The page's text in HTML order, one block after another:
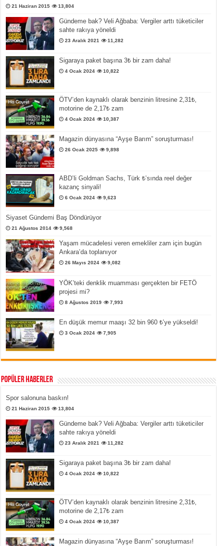
21 Haziran 2015 13,804
Gündeme bak? Veli Ağbaba: Vergiler arttı tüketiciler
sahte rakıya yöneldi
23 Aralık 2021 11,282
Sigaraya paket başına 3₺ bir zam daha!
4 Ocak 2024 10,822
ÖTV’den kaynaklı olarak benzinin litresine 2,31₺,
motorine de 2,17₺ zam
4 Ocak 2024 10,387
Magazin dünyasına “Ayşe Barım” soruşturması!
26 Ocak 2025 9,898
ABD’li Goldman Sachs, Türk ₺’sında reel değer
kazanç sinyali!
6 Ocak 2024 9,623
Siyaset Gündemi Baş Döndürüyor
21 Ağustos 2014 9,568
Yaşam mücadelesi veren emekliler zam için bugün
Ankara’da toplanıyor
26 Mayıs 2024 9,082
YÖK’teki denklik muamması gerçekten bir FETÖ
projesi mi?
8 Ağustos 2019 7,993
En düşük memur maaşı 32 bin 960 ₺’ye yükseldi!
3 Ocak 2024 7,905
Popüler Haberler
Spor salonuna baskın!
21 Haziran 2015 13,804
Gündeme bak? Veli Ağbaba: Vergiler arttı tüketiciler
sahte rakıya yöneldi
23 Aralık 2021 11,282
Sigaraya paket başına 3₺ bir zam daha!
4 Ocak 2024 10,822
ÖTV’den kaynaklı olarak benzinin litresine 2,31₺,
motorine de 2,17₺ zam
4 Ocak 2024 10,387
Magazin dünyasına “Ayşe Barım” soruşturması!